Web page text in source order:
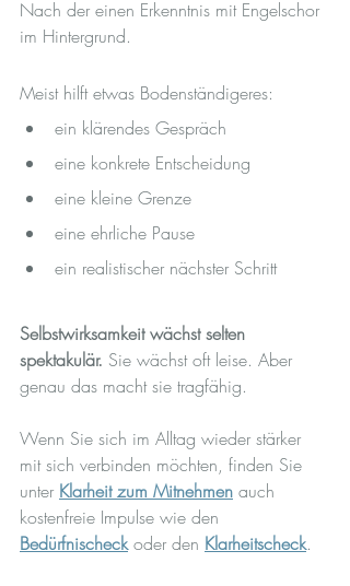
Nach der einen Erkenntnis mit Engelschor
im Hintergrund.
Meist hilft etwas Bodenständigeres:
ein klärendes Gespräch
eine konkrete Entscheidung
eine kleine Grenze
eine ehrliche Pause
ein realistischer nächster Schritt
Selbstwirksamkeit wächst selten
spektakulär. Sie wächst oft leise. Aber
genau das macht sie tragfähig.
Wenn Sie sich im Alltag wieder stärker
mit sich verbinden möchten, finden Sie
unter Klarheit zum Mitnehmen auch
kostenfreie Impulse wie den
Bedürfnischeck oder den Klarheitscheck.